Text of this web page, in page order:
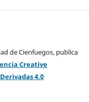
de Cienfuegos, publica
Creative
4.0